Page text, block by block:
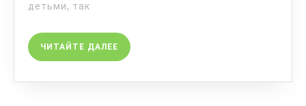
детьми, так
ЧИТАЙТЕ ДАЛЕЕ